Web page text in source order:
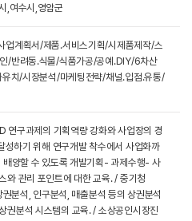
,여수시,영암군
업계획서/제품.서비스기획/시제품제작/스
/반려동.식물/식품가공/공예.DIY/6차산
치/시장분석/마케팅전략/채널.입점.유통/
연구과제의 기획역량 강화와 사업장의 경
성하기 위해 연구개발 착수에서 사업화까
배양할 수 있도록 개발기획- 과제수행- 사
와 관리 포인트에 대한 교육. / 중기청
분석, 인구분석, 매출분석 등의 상권분석
권분석 시스템의 교육. / 소상공인시장진